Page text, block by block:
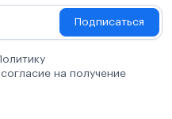
Подписаться
на получение